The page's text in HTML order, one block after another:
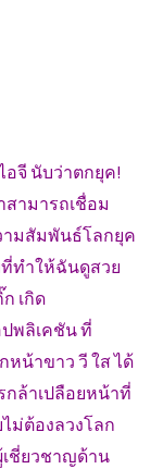
อจี นับว่าตกยุค!
สามารถเชื่อม
ามสัมพันธ์โลกยุค
ทำให้ฉันดูสวย
เกิด
พลิเคชัน ที่
น้าขาว วี ใส ได้
กล้าเปลือยหน้าที่
ม่ต้องลวงโลก
ชี่ยวชาญด้าน